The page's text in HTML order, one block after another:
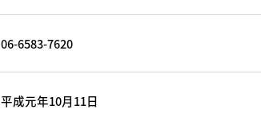
06-6583-7620
平成元年10月11日